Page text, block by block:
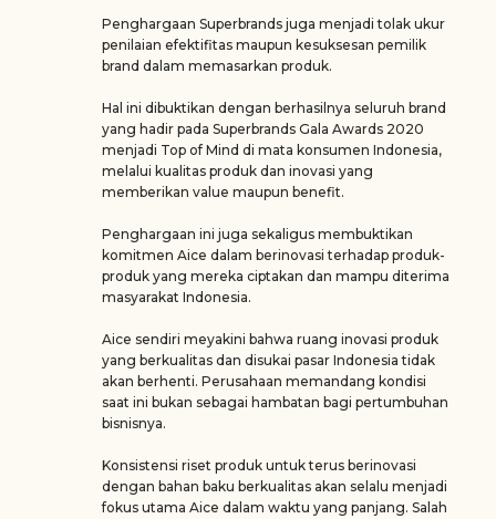
Penghargaan Superbrands juga menjadi tolak ukur
penilaian efektifitas maupun kesuksesan pemilik
brand dalam memasarkan produk.
Hal ini dibuktikan dengan berhasilnya seluruh brand
yang hadir pada Superbrands Gala Awards 2020
menjadi Top of Mind di mata konsumen Indonesia,
melalui kualitas produk dan inovasi yang
memberikan value maupun benefit.
Penghargaan ini juga sekaligus membuktikan
komitmen Aice dalam berinovasi terhadap produk-
produk yang mereka ciptakan dan mampu diterima
masyarakat Indonesia.
Aice sendiri meyakini bahwa ruang inovasi produk
yang berkualitas dan disukai pasar Indonesia tidak
akan berhenti. Perusahaan memandang kondisi
saat ini bukan sebagai hambatan bagi pertumbuhan
bisnisnya.
Konsistensi riset produk untuk terus berinovasi
dengan bahan baku berkualitas akan selalu menjadi
fokus utama Aice dalam waktu yang panjang. Salah